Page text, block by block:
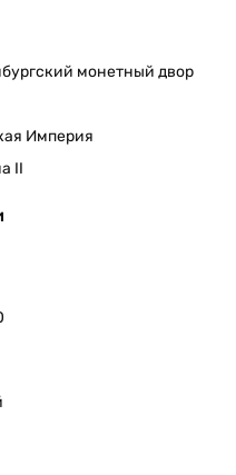
монетный двор
Империя
II